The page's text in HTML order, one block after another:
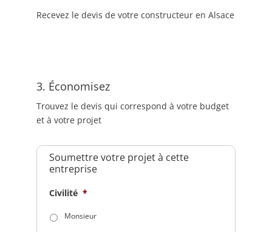
Recevez le devis de votre constructeur en Alsace
3. Économisez
Trouvez le devis qui correspond à votre budget
et à votre projet
Soumettre votre projet à cette
entreprise
Civilité *
Monsieur